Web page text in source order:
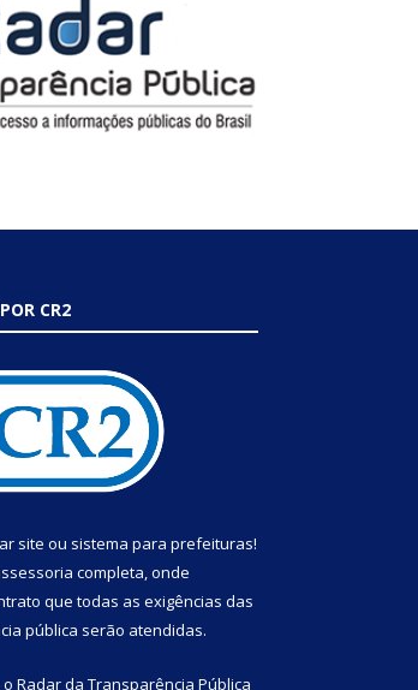
CR2
site ou sistema para prefeituras!
completa, onde
que todas as exigências das
pública serão atendidas.
o Radar da Transparência Pública